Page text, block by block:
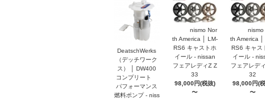
DeatschWerks
（デッチワーク
ス） │ DW400
コンプリート
パフォーマンス
燃料ポンプ - niss
nismo Nor
th America │ LM-
RS6 キャストホ
イール - nissan
フェアレディZ Z
33
98,000円(税抜)
〜
nismo
th America │
RS6 キャス
イール -
フェアレデ
32
98,000円(
〜